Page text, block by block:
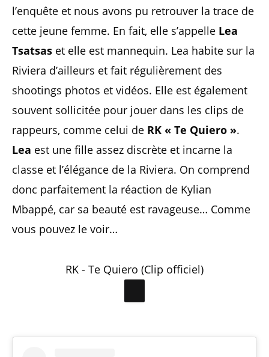
l’enquête et nous avons pu retrouver la trace de
cette jeune femme. En fait, elle s’appelle Lea
Tsatsas et elle est mannequin. Lea habite sur la
Riviera d’ailleurs et fait régulièrement des
shootings photos et vidéos. Elle est également
souvent sollicitée pour jouer dans les clips de
rappeurs, comme celui de RK « Te Quiero ».
Lea est une fille assez discrète et incarne la
classe et l’élégance de la Riviera. On comprend
donc parfaitement la réaction de Kylian
Mbappé, car sa beauté est ravageuse… Comme
vous pouvez le voir…
RK - Te Quiero (Clip officiel)